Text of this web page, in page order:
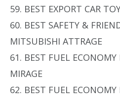
59. BEST EXPORT CAR
60. BEST SAFETY &
MITSUBISHI ATTRAGE
61. BEST FUEL
MIRAGE
62. BEST FUEL